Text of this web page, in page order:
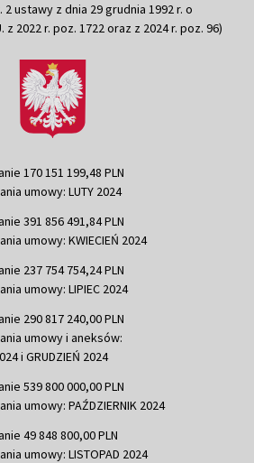
ustawy z dnia 29 grudnia 1992 r. o
2022 r. poz. 1722 oraz z 2024 r. poz. 96)
170 151 199,48 PLN
umowy: LUTY 2024
391 856 491,84 PLN
umowy: KWIECIEŃ 2024
237 754 754,24 PLN
umowy: LIPIEC 2024
290 817 240,00 PLN
umowy i aneksów:
i GRUDZIEŃ 2024
539 800 000,00 PLN
umowy: PAŹDZIERNIK 2024
49 848 800,00 PLN
umowy: LISTOPAD 2024